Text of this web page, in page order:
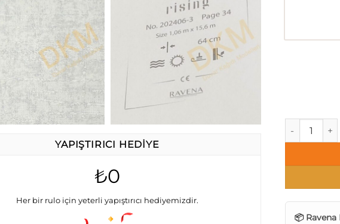
YAPIŞTIRICI HEDİYE
₺0
Her bir rulo için yeterli yapıştırıcı hediyemizdir.
Ravena
📦 Ravena